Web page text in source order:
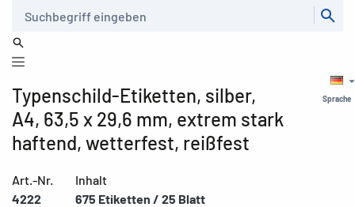
Sprache
Typenschild-Etiketten, silber,
A4, 63,5 x 29,6 mm, extrem stark
haftend, wetterfest, reißfest
Art.-Nr.
4222
Inhalt
675 Etiketten / 25 Blatt